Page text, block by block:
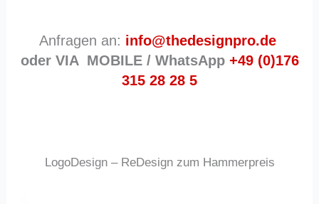
Anfragen an: info@thedesignpro.de
oder VIA MOBILE / WhatsApp +49 (0)176
315 28 28 5
LogoDesign – ReDesign zum Hammerpreis